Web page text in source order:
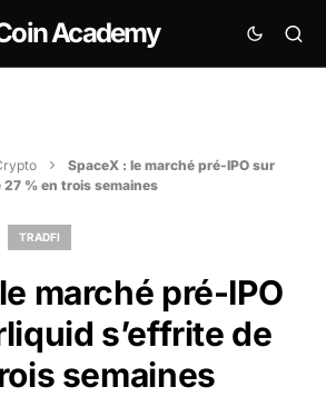
Academy
SpaceX : le marché pré-IPO sur
% en trois semaines
TRADFI
marché pré-IPO
s’effrite de
semaines